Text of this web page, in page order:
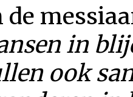
de
in
ook